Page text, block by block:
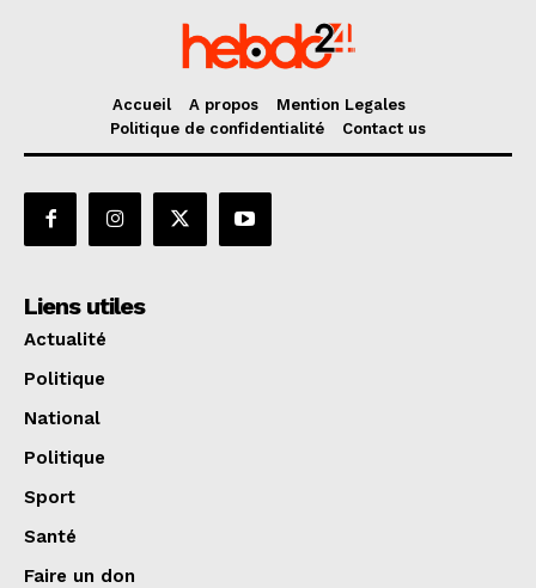
Accueil A propos
Mention Legales
Politique de confidentialité
Contact us
Liens utiles
Actualité
Politique
National
Politique
Sport
Santé
Faire un don